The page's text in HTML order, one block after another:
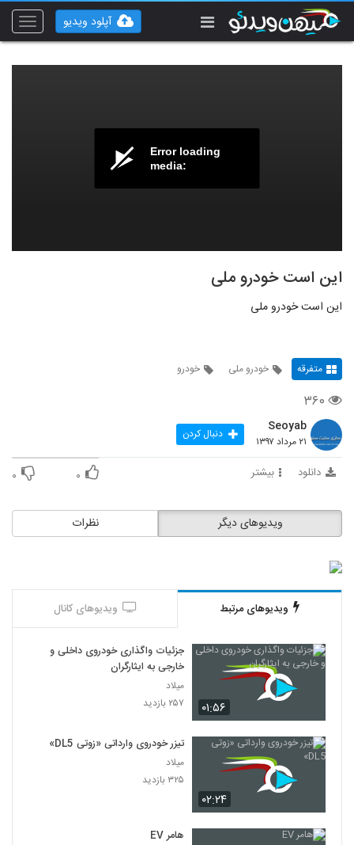
Toggle
آپلود ویدیو
Error loading
media:
این است خودرو ملی
این است خودرو ملی
متفرقه خودرو ملی خودرو
۳۶۰
Seoyab
۲۱ مرداد ۱۳۹۷ دنبال کردن
دانلود بیشتر ۰ ۰
نظرات ویدیوهای دیگر
ویدیوهای مرتبط ویدیوهای کانال
۰۱:۵۶
جزئیات واگذاری خودروی داخلی و
خارجی به ایثارگران
میلاد
۲۵۷ بازدید
۰۲:۲۴
تیزر خودروی وارداتی «زوتی DL5»
میلاد
۳۲۵ بازدید
هامر EV